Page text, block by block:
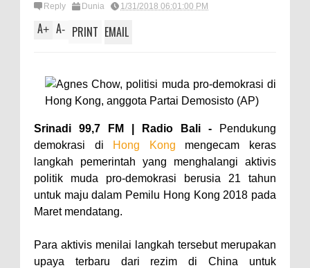
Reply Dunia 1/31/2018 06:01:00 PM
A+ A- PRINT EMAIL
Srinadi 99,7 FM | Radio Bali -
Pendukung
demokrasi di
Hong Kong
mengecam keras
langkah pemerintah yang menghalangi aktivis
politik muda pro-demokrasi berusia 21 tahun
untuk maju dalam Pemilu Hong Kong 2018 pada
Maret mendatang.
Para aktivis menilai langkah tersebut merupakan
upaya terbaru dari rezim di China untuk